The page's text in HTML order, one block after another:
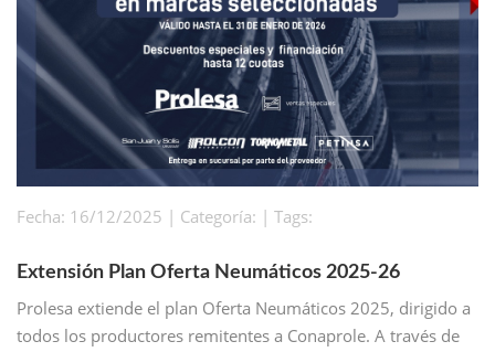
Fecha: 16/12/2025 | Categoría: | Tags:
Extensión Plan Oferta Neumáticos 2025-26
Prolesa extiende el plan Oferta Neumáticos 2025, dirigido a
todos los productores remitentes a Conaprole. A través de